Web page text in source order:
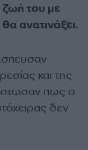
ζωή του με
ανατινάξει.
και της
πως ο
δεν